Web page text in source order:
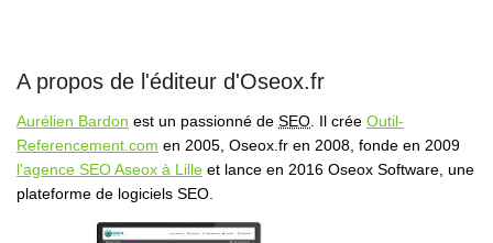
A propos de l'éditeur d'Oseox.fr
Aurélien Bardon est un passionné de SEO . Il crée Outil-
Referencement.com en 2005, Oseox.fr en 2008, fonde en 2009
l'agence SEO Aseox à Lille et lance en 2016 Oseox Software, une
plateforme de logiciels SEO.